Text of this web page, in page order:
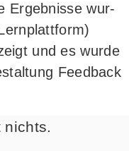
Ergeb­nis­se wur­
und es wur­de
Feed­back
nichts.